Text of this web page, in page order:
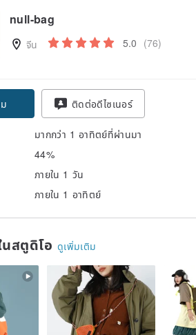
null-bag
จีน 5.0 (76)
ติดต่อดีไซเนอร์
มากกว่า 1 อาทิตย์ที่ผ่านมา
44%
ภายใน 1 วัน
ภายใน 1 อาทิตย์
สตูดิโอ ดูเพิ่มเติม